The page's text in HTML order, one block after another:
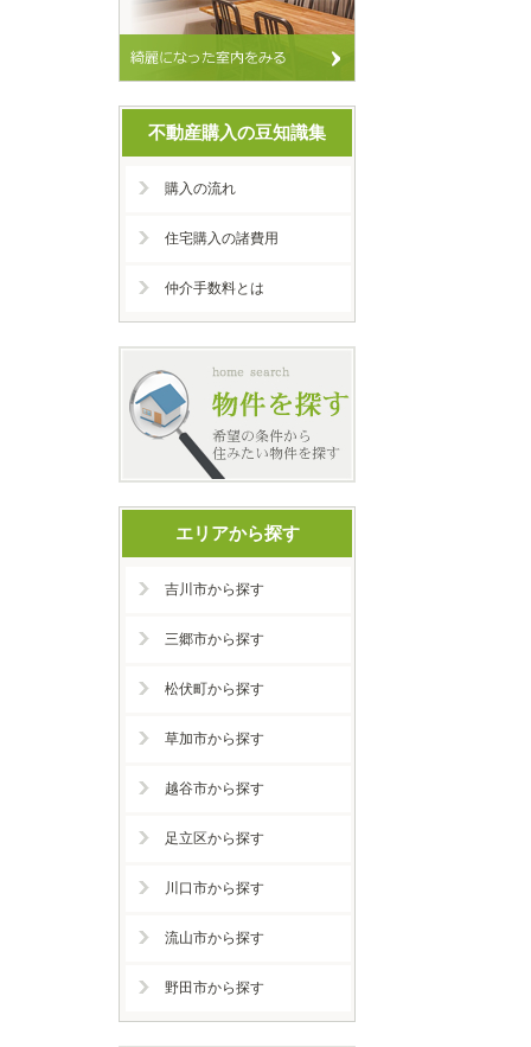
不動産購入の豆知識集
購入の流れ
住宅購入の諸費用
仲介手数料とは
エリアから探す
吉川市から探す
三郷市から探す
松伏町から探す
草加市から探す
越谷市から探す
足立区から探す
川口市から探す
流山市から探す
野田市から探す